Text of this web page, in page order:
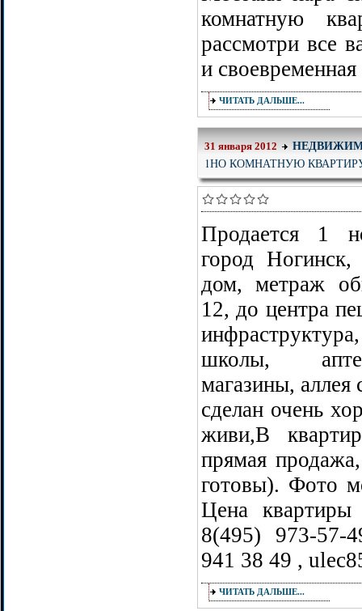
комнатную
рассмотри все
и
ЧИТАТЬ ДАЛЬШЕ...
31 января 2012
1НО КОМНАТНУЮ
Продается 1
город
дом, метраж
12, до центра
школы,
магазины, аллея
сделан очень
живи,В
прямая
готовы). Фото
Цена
8(495) 973-57-
941 38 49 ,
ЧИТАТЬ ДАЛЬШЕ...